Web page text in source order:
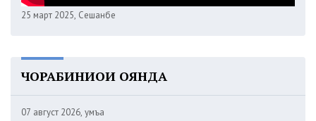
25 март 2025, Сешанбе
ЧОРАБИНИҲОИ ОЯНДА
07 август 2026, Ҷумъа